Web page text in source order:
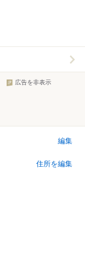
広告を非表示
編集
住所を編集